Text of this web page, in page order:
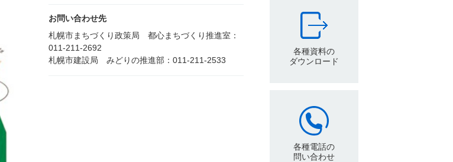
お問い合わせ先
札幌市まちづくり政策局 都心まちづくり推進室：
011-211-2692
札幌市建設局 みどりの推進部：011-211-2533
各種資料の
ダウンロード
各種電話の
問い合わせ